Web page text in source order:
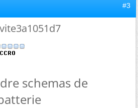
#3
schemas de